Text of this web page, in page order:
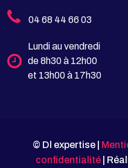
04 68 44 66 03
Lundi au vendredi
de 8h30 à 12h00
et 13h00 à 17h30
© Dl expertise |
confidentialité|